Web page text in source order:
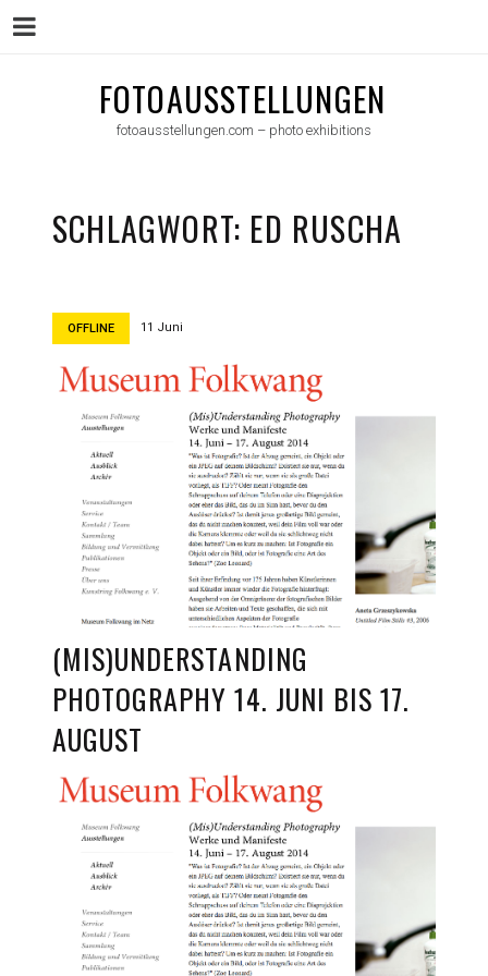
FOTOAUSSTELLUNGEN
fotoausstellungen.com – photo exhibitions
SCHLAGWORT: ED RUSCHA
OFFLINE 11 Juni
(MIS)UNDERSTANDING
PHOTOGRAPHY 14. JUNI BIS 17.
AUGUST
Menu